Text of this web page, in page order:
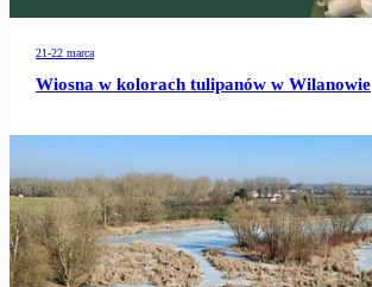
21-22 marca
Wiosna w kolorach tulipanów w Wilanowie